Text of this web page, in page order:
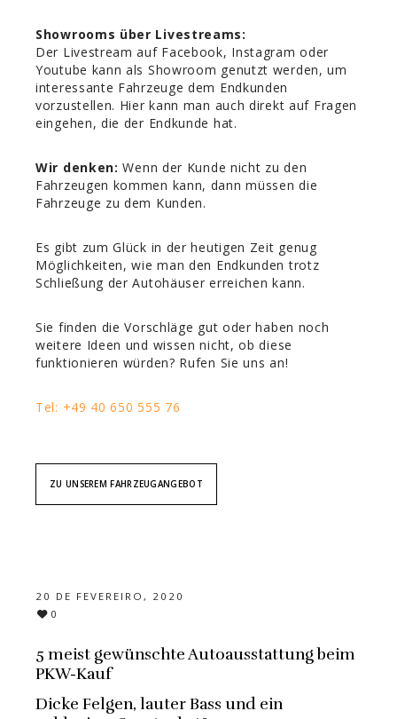
Showrooms über Livestreams:
Der Livestream auf Facebook, Instagram oder
Youtube kann als Showroom genutzt werden, um
interessante Fahrzeuge dem Endkunden
vorzustellen. Hier kann man auch direkt auf Fragen
eingehen, die der Endkunde hat.
Wir denken: Wenn der Kunde nicht zu den
Fahrzeugen kommen kann, dann müssen die
Fahrzeuge zu dem Kunden.
Es gibt zum Glück in der heutigen Zeit genug
Möglichkeiten, wie man den Endkunden trotz
Schließung der Autohäuser erreichen kann.
Sie finden die Vorschläge gut oder haben noch
weitere Ideen und wissen nicht, ob diese
funktionieren würden? Rufen Sie uns an!
Tel: +49 40 650 555 76
ZU UNSEREM FAHRZEUGANGEBOT
20 DE FEVEREIRO, 2020
0
5 meist gewünschte Autoausstattung beim
PKW-Kauf
Dicke Felgen, lauter Bass und ein